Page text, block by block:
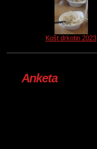
Košt drkotin 2023
Anketa